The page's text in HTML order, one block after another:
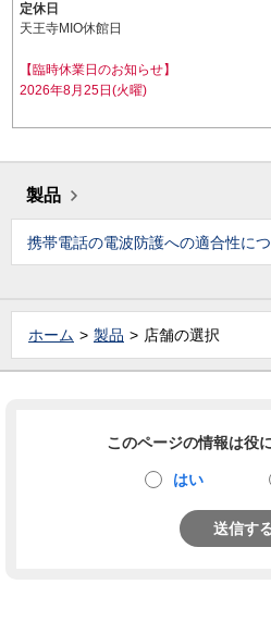
定休日
天王寺MIO休館日
【臨時休業日のお知らせ】
2026年8月25日(火曜)
製品
携帯電話の電波防護への適合性に
ホーム 製品 店舗の選択
このページの情報は役
はい
送信す